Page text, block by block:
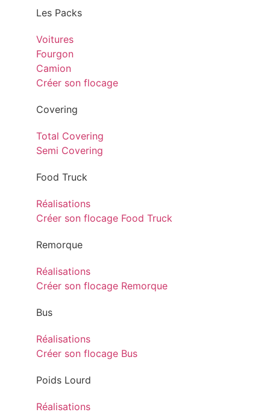
Les Packs
Voitures
Fourgon
Camion
Créer son flocage
Covering
Total Covering
Semi Covering
Food Truck
Réalisations
Créer son flocage Food Truck
Remorque
Réalisations
Créer son flocage Remorque
Bus
Réalisations
Créer son flocage Bus
Poids Lourd
Réalisations